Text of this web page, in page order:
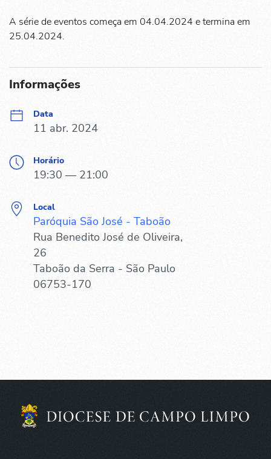
A série de eventos começa em 04.04.2024 e termina em
25.04.2024.
Informações
Data
11 abr. 2024
Horário
19:30 — 21:00
Local
Paróquia São José - Taboão
Rua Benedito José de Oliveira,
26
Taboão da Serra - São Paulo
06753-170